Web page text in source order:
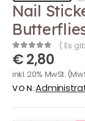
Nail
0out of 5
( Es
€2,80
inkl. 20% MwSt.
VON: